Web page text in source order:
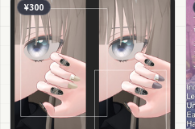
¥300